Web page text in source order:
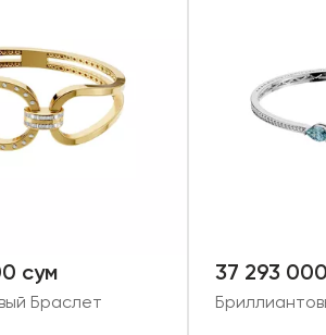
сум
Браслет
37 293